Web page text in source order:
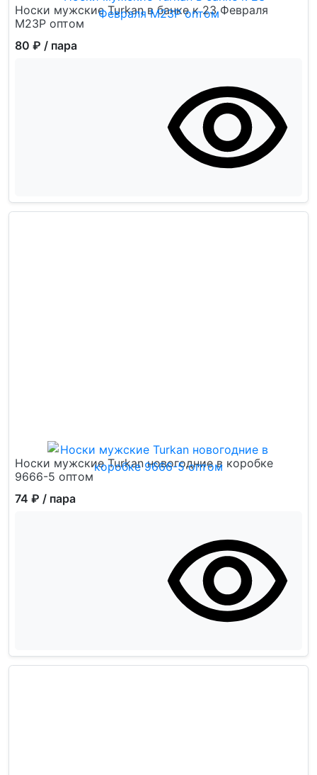
Носки мужские Turkan в банке к 23 Февраля
М23Р оптом
80 ₽ / пара
Носки мужские Turkan новогодние в коробке
9666-5 оптом
74 ₽ / пара